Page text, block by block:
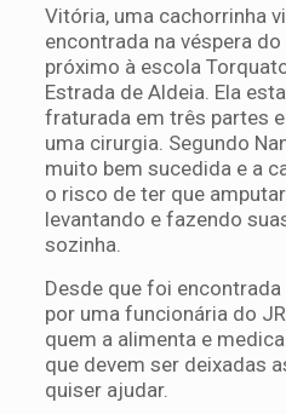
Vitória, uma cachorrinha
encontrada na véspera
próximo à escola
Estrada de Aldeia. Ela
fraturada em três partes
uma cirurgia. Segundo
muito bem sucedida e a
o risco de ter que
levantando e fazendo
sozinha.
Desde que foi
por uma funcionária do
quem a alimenta e
que devem ser deixadas
quiser ajudar.